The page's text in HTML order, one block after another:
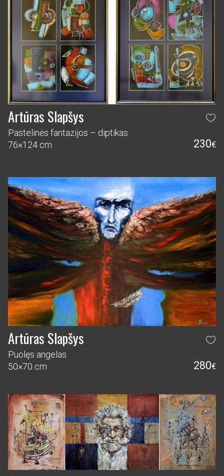
Artūras Slapšys
Pastelinės fantazijos – diptikas
76×124 cm
230
Artūras Slapšys
Puolęs angelas
50×70 cm
280€
Artūras Slapšys
Mokslo progresas – triptikas
49×137 cm
722€
Daugiau dailininko paveikslų